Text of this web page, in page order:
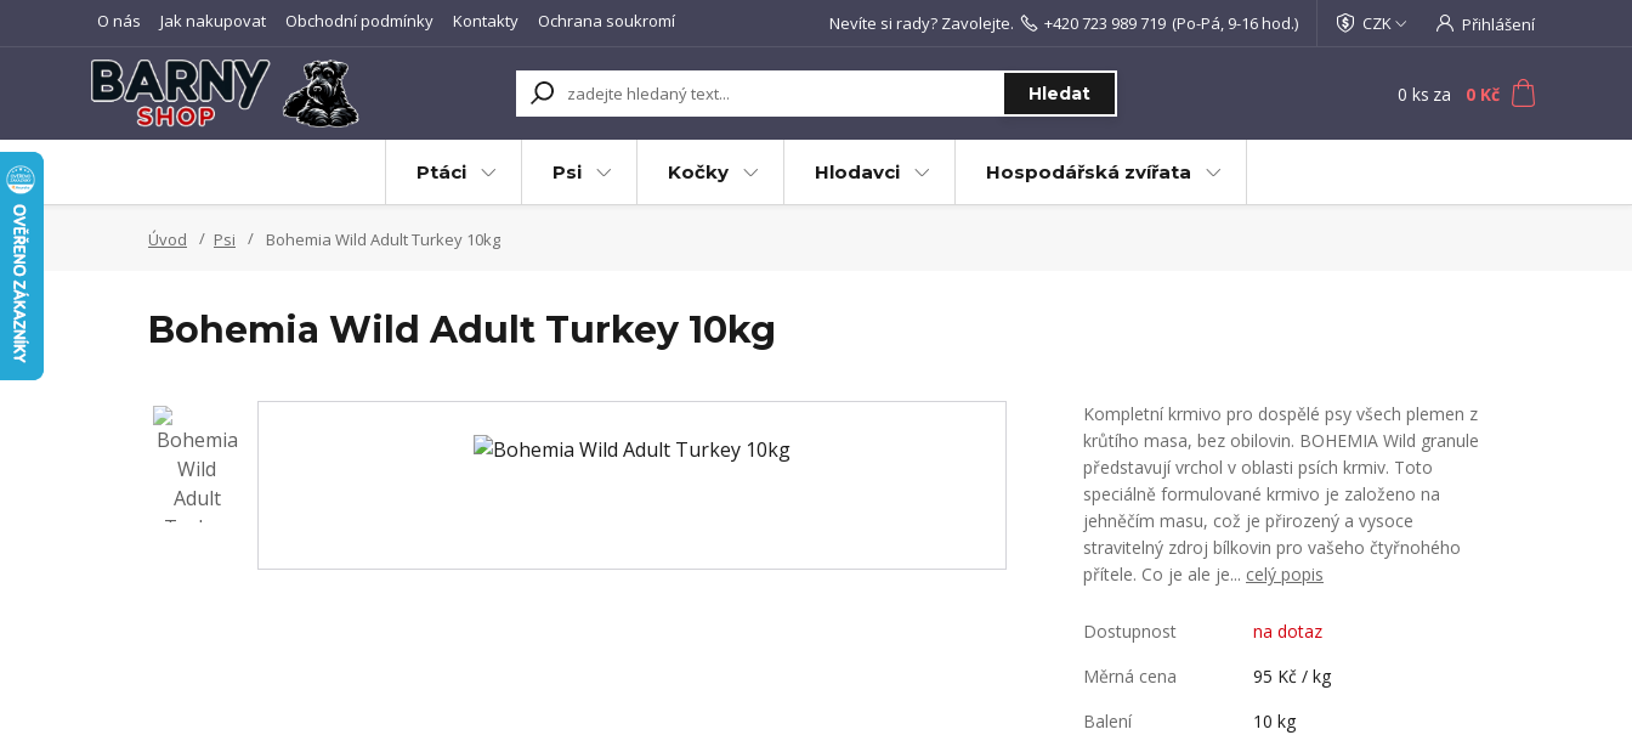
O nás Jak nakupovat Obchodní podmínky Kontakty Ochrana soukromí CZK Přihlášení
Hledat
Nevíte si rady? Zavolejte. +420 723 989 719 (Po-Pá, 9-16 hod.)
0 ks za 0 Kč
Ptáci Psi Kočky Hlodavci Hospodářská zvířata
Úvod Psi Bohemia Wild Adult Turkey 10kg
Bohemia Wild Adult Turkey 10kg
Kompletní krmivo pro dospělé psy všech plemen z
krůtího masa, bez obilovin. BOHEMIA Wild granule
představují vrchol v oblasti psích krmiv. Toto
speciálně formulované krmivo je založeno na
jehněčím masu, což je přirozený a vysoce
stravitelný zdroj bílkovin pro vašeho čtyřnohého
přítele. Co je ale je... celý popis
Dostupnost
na dotaz
Měrná cena
95 Kč / kg
Balení
10 kg